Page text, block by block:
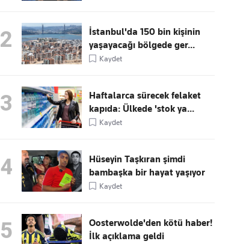
2
İstanbul'da 150 bin kişinin
yaşayacağı bölgede ger...
Kaydet
3
Haftalarca sürecek felaket
kapıda: Ülkede 'stok ya...
Kaydet
4
Hüseyin Taşkıran şimdi
bambaşka bir hayat yaşıyor
Kaydet
5
Oosterwolde'den kötü haber!
İlk açıklama geldi